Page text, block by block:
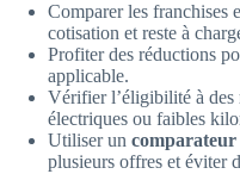
Comparer les franchises
cotisation et reste à
Profiter des réductions
applicable.
Vérifier l’éligibilité à des
électriques ou faibles
Utiliser un comparateur
plusieurs offres et éviter